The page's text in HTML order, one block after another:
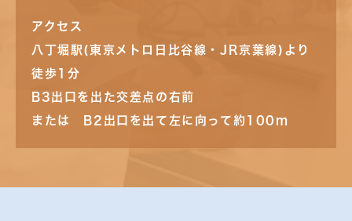
アクセス
八丁堀駅(東京メトロ日比谷線・JR京葉線)より
徒歩1分
B3出口を出た交差点の右前
または B2出口を出て左に向って約100m